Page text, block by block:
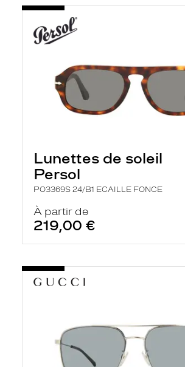
Lunettes de soleil
Persol
PO3369S 24/B1 ECAILLE FONCE
À partir de
219,00 €